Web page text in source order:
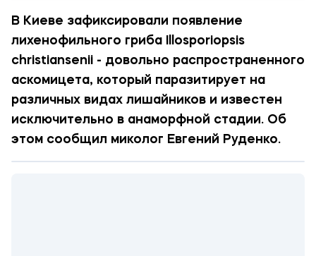
В Киеве зафиксировали появление
лихенофильного гриба Illosporiopsis
christiansenii - довольно распространенного
аскомицета, который паразитирует на
различных видах лишайников и известен
исключительно в анаморфной стадии. Об
этом сообщил миколог Евгений Руденко.